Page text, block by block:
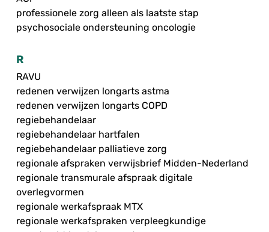
professionele zorg alleen als laatste stap
psychosociale ondersteuning oncologie
R
RAVU
redenen verwijzen longarts astma
redenen verwijzen longarts COPD
regiebehandelaar
regiebehandelaar hartfalen
regiebehandelaar palliatieve zorg
regionale afspraken verwijsbrief Midden-Nederland
regionale transmurale afspraak digitale
overlegvormen
regionale werkafspraak MTX
regionale werkafspraken verpleegkundige